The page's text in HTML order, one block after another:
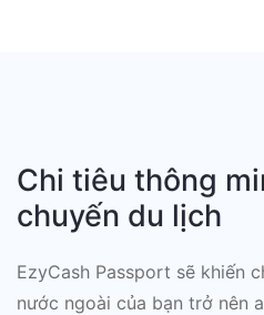
Chi tiêu thông
chuyến du lịch
EzyCash Passport sẽ khiến
nước ngoài của bạn trở nên